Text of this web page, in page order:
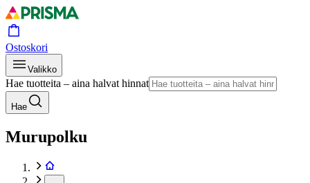
Ostoskori
Valikko
Hae tuotteita – aina halvat hinnat
Hae
Murupolku